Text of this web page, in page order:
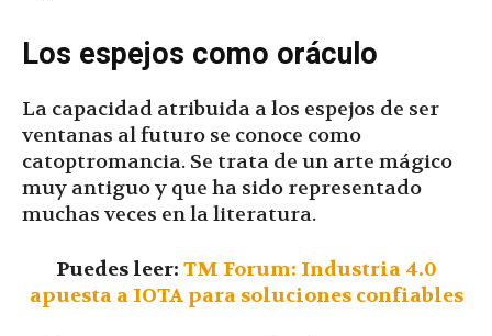
Los espejos como oráculo
La capacidad atribuida a los espejos de ser
ventanas al futuro se conoce como
catoptromancia. Se trata de un arte mágico
muy antiguo y que ha sido representado
muchas veces en la literatura.
Puedes leer: TM Forum: Industria 4.0
apuesta a IOTA para soluciones confiables